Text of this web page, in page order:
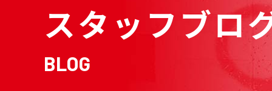
スタッフブロ
BLOG